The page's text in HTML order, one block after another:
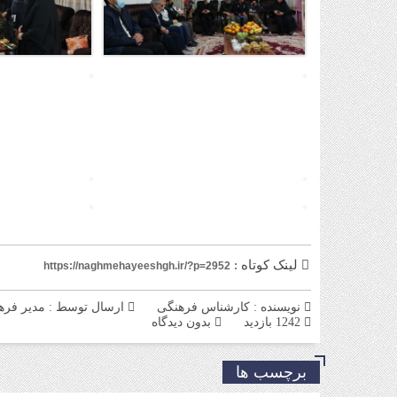
لینک کوتاه : https://naghmehayeeshgh.ir/?p=2952
نویسنده : کارشناس فرهنگی ارسال توسط : مدیر
بدون دیدگاه
برچسب ها